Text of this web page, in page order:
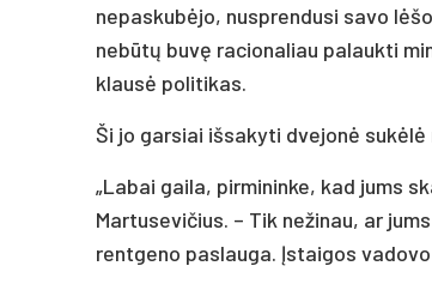
nepaskubėjo, nusprendusi savo
nebūtų buvę racionaliau palaukti
klausė politikas.
Ši jo garsiai išsakyti dvejonė sukėlė
„Labai gaila, pirmininke, kad jums
Martusevičius. – Tik nežinau, ar
rentgeno paslauga. Įstaigos